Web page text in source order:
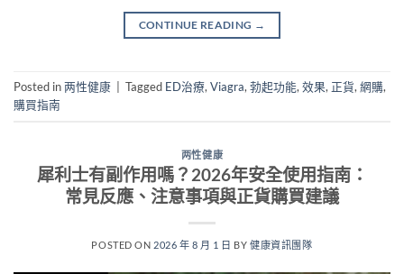
CONTINUE READING →
Posted in两性健康 Tagged ED治療, Viagra, 勃起功能, 效果, 正貨, 網購,
購買指南
两性健康
犀利士有副作用嗎？2026年安全使用指南：
常見反應、注意事項與正貨購買建議
POSTED ON 2026 年 8 月 1 日 BY健康資訊團隊